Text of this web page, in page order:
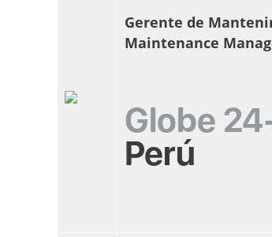
Gerente de
Maintenance
Globe
Perú